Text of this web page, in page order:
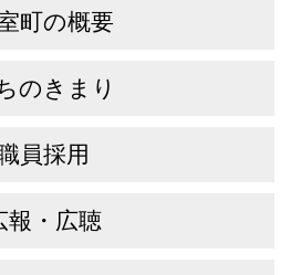
町の概要
のきまり
員採用
報・広聴